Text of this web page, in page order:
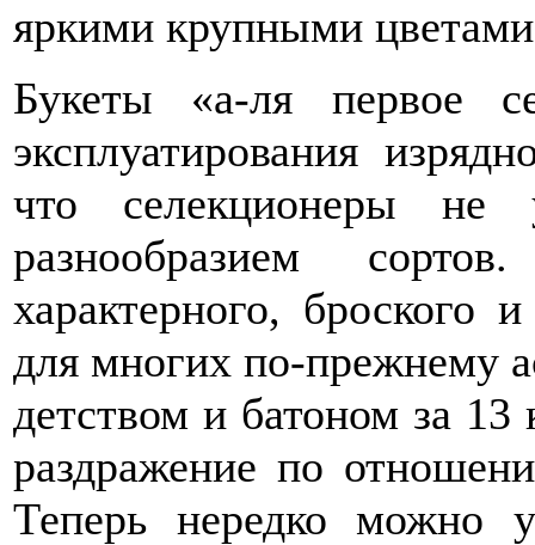
яркими крупными
Букеты «а-ля первое
эксплуатирования
что селекционеры не
разнообразием
характерного, броского
для многих по-прежнему
детством и батоном за 13
раздражение по
Теперь нередко можно